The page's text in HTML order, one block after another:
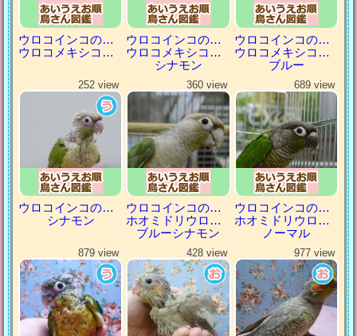
ウロコインコの仲間
ウロコメキシコインコ
ウロコインコの仲間
ウロコメキシコインコ
シナモン
ウロコインコの仲間
ウロコメキシコインコ
ブルー
252 view
ウロコインコの仲間
シナモン
360 view
ウロコインコの仲間
ホオミドリウロコインコ
ブルーシナモン
689 view
ウロコインコの仲間
ホオミドリウロコインコ
ノーマル
879 view 428 view 977 view